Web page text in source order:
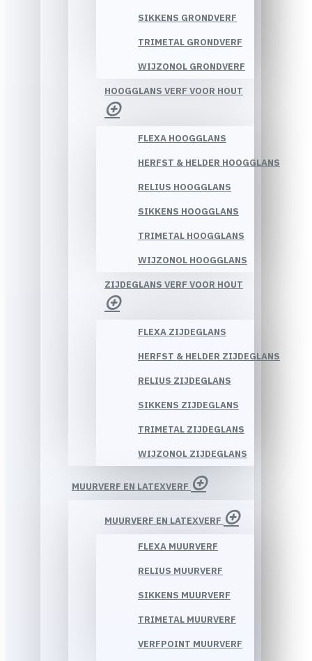
SIKKENS GRONDVERF
TRIMETAL GRONDVERF
WIJZONOL GRONDVERF
HOOGGLANS VERF VOOR HOUT
FLEXA HOOGGLANS
HERFST & HELDER HOOGGLANS
RELIUS HOOGGLANS
SIKKENS HOOGGLANS
TRIMETAL HOOGGLANS
WIJZONOL HOOGGLANS
ZIJDEGLANS VERF VOOR HOUT
FLEXA ZIJDEGLANS
HERFST & HELDER ZIJDEGLANS
RELIUS ZIJDEGLANS
SIKKENS ZIJDEGLANS
TRIMETAL ZIJDEGLANS
WIJZONOL ZIJDEGLANS
MUURVERF EN LATEXVERF
MUURVERF EN LATEXVERF
FLEXA MUURVERF
RELIUS MUURVERF
SIKKENS MUURVERF
TRIMETAL MUURVERF
VERFPOINT MUURVERF